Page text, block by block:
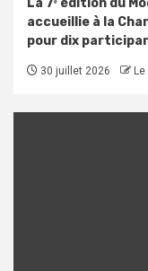
accueillie à la
pour dix
30 juillet 2026